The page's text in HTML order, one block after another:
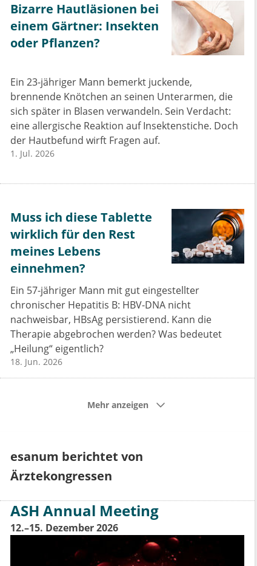
Bizarre Hautläsionen bei
einem Gärtner: Insekten
oder Pflanzen?
Ein 23-jähriger Mann bemerkt juckende,
brennende Knötchen an seinen Unterarmen, die
sich später in Blasen verwandeln. Sein Verdacht:
eine allergische Reaktion auf Insektenstiche. Doch
der Hautbefund wirft Fragen auf.
1. Jul. 2026
Muss ich diese Tablette
wirklich für den Rest
meines Lebens
einnehmen?
Ein 57-jähriger Mann mit gut eingestellter
chronischer Hepatitis B: HBV-DNA nicht
nachweisbar, HBsAg persistierend. Kann die
Therapie abgebrochen werden? Was bedeutet
„Heilung“ eigentlich?
18. Jun. 2026
Mehr anzeigen
esanum berichtet von
Ärztekongressen
ASH Annual Meeting
12.–15. Dezember 2026